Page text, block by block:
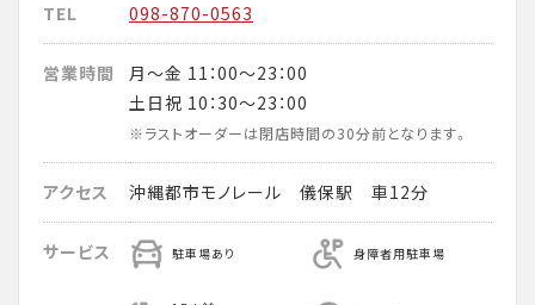
TEL 098-870-0563
営業時間
月～金 11：00～23：00
土日祝 10：30～23：00
※ラストオーダーは閉店時間の30分前となります。
アクセス 沖縄都市モノレール 儀保駅 車12分
サービス 駐車場あり 身障者用駐車場